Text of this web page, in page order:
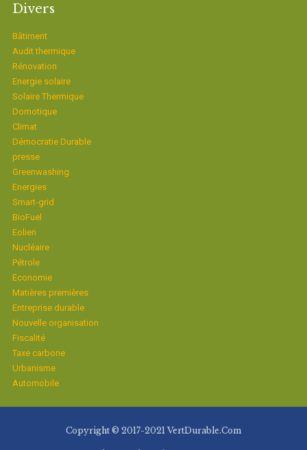
Divers
Bâtiment
Audit thermique
Rénovation
Energie solaire
Solaire Thermique
Domotique
Climat
Démocratie Durable
presse
Greenwashing
Energies
Smart-grid
BioFuel
Eolien
Nucléaire
Pétrole
Economie
Matières premières
Entreprise durable
Nouvelle organisation
Fiscalité
Taxe carbone
Urbanisme
Automobile
Copyright © 2017-2021 VertDurable.Com